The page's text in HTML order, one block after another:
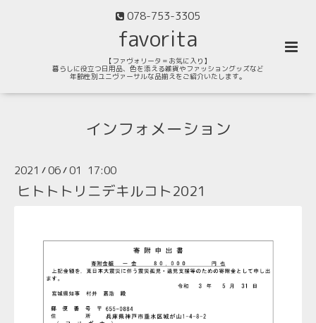
078-753-3305
favorita
【ファヴォリータ＝お気に入り】
暮らしに役立つ日用品、色を添える雑貨やファッショングッズなど
年齢性別ユニヴァーサルな品揃えをご紹介いたします。
インフォメーション
2021 /06/01 17:00
ヒトトトリニデキルコト2021